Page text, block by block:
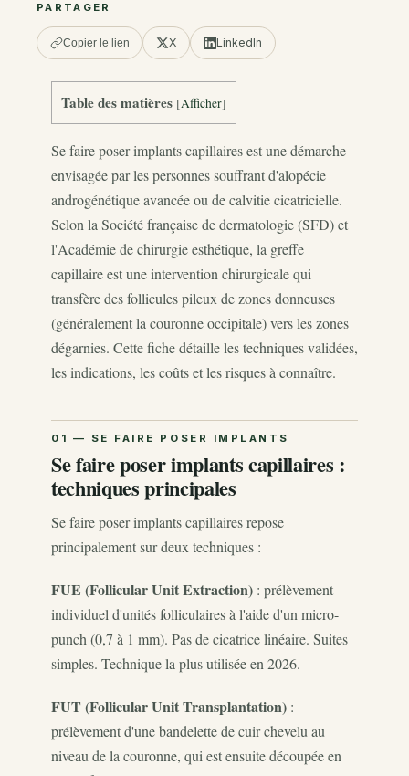
PARTAGER
Copier le lien X LinkedIn
Table des matières [Afficher]
Se faire poser implants capillaires est une démarche
envisagée par les personnes souffrant d'alopécie
androgénétique avancée ou de calvitie cicatricielle.
Selon la Société française de dermatologie (SFD) et
l'Académie de chirurgie esthétique, la greffe
capillaire est une intervention chirurgicale qui
transfère des follicules pileux de zones donneuses
(généralement la couronne occipitale) vers les zones
dégarnies. Cette fiche détaille les techniques validées,
les indications, les coûts et les risques à connaître.
Se faire poser implants capillaires :
techniques principales
Se faire poser implants capillaires repose
principalement sur deux techniques :
FUE (Follicular Unit Extraction) : prélèvement
individuel d'unités folliculaires à l'aide d'un micro-
punch (0,7 à 1 mm). Pas de cicatrice linéaire. Suites
simples. Technique la plus utilisée en 2026.
FUT (Follicular Unit Transplantation) :
prélèvement d'une bandelette de cuir chevelu au
niveau de la couronne, qui est ensuite découpée en